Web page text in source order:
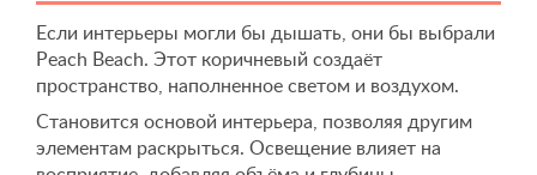
Если интерьеры могли бы дышать, они бы выбрали
Peach Beach. Этот коричневый создаёт
пространство, наполненное светом и воздухом.
Становится основой интерьера, позволяя другим
элементам раскрыться. Освещение влияет на